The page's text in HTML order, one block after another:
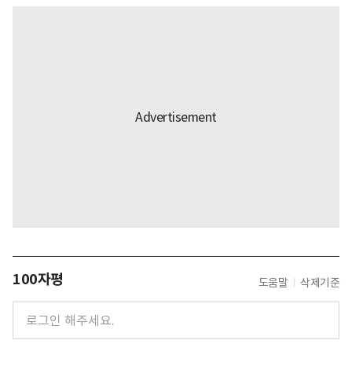
100자평 도움말 삭제기준